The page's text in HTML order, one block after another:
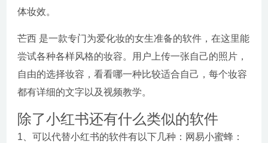
体妆效。
芒西 是一款专门为爱化妆的女生准备的软件，在这里能
尝试各种各样风格的妆容。用户上传一张自己的照片，
自由的选择妆容，看看哪一种比较适合自己，每个妆容
都有详细的文字以及视频教学。
除了小红书还有什么类似的软件
1、可以代替小红书的软件有以下几种：网易小蜜蜂：